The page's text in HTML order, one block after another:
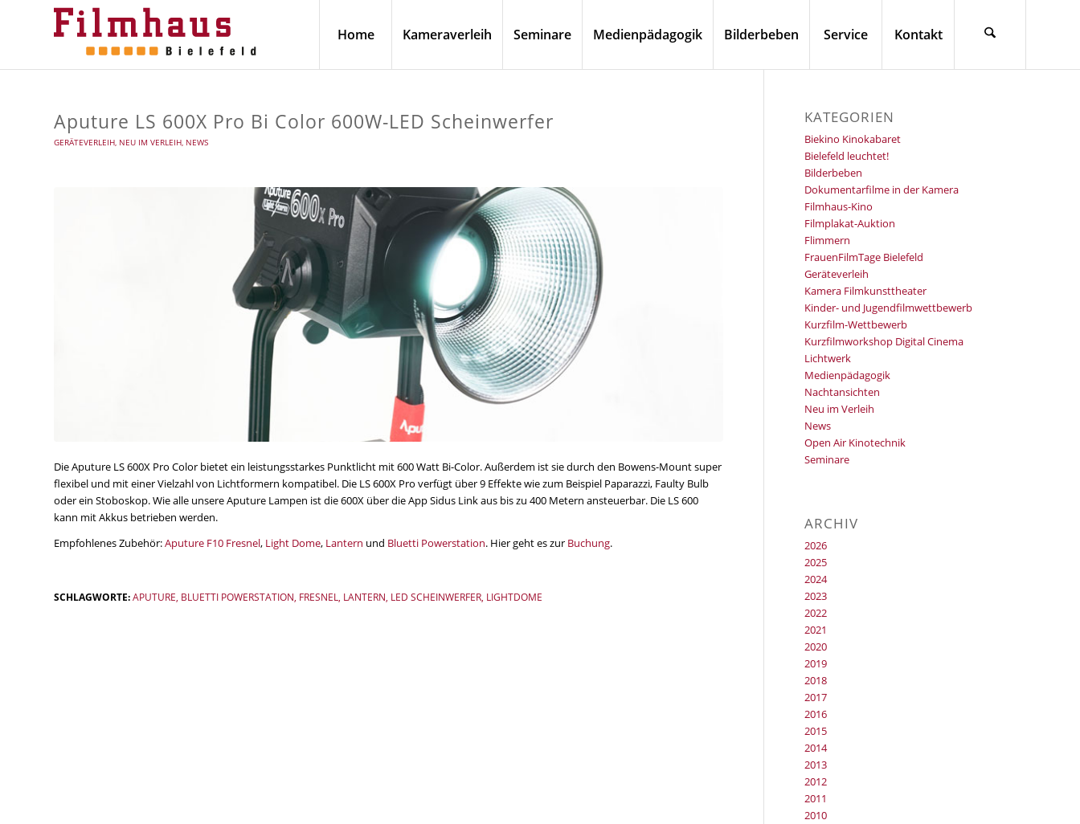
Home Kameraverleih Seminare Medienpädagogik Bilderbeben Service Kontakt
Aputure LS 600X Pro Bi Color 600W-LED Scheinwerfer
GERÄTEVERLEIH, NEU IM VERLEIH, NEWS
Die Aputure LS 600X Pro Color bietet ein leistungsstarkes Punktlicht mit 600 Watt Bi-Color. Außerdem ist sie durch den Bowens-Mount super
flexibel und mit einer Vielzahl von Lichtformern kompatibel. Die LS 600X Pro verfügt über 9 Effekte wie zum Beispiel Paparazzi, Faulty Bulb
oder ein Stoboskop. Wie alle unsere Aputure Lampen ist die 600X über die App Sidus Link aus bis zu 400 Metern ansteuerbar. Die LS 600
kann mit Akkus betrieben werden.
Empfohlenes Zubehör:Aputure F10 Fresnel, Light Dome, Lantern und Bluetti Powerstation. Hier geht es zur Buchung.
SCHLAGWORTE:APUTURE BLUETTI POWERSTATION FRESNEL LANTERN LED SCHEINWERFER LIGHTDOME
KATEGORIEN
Biekino Kinokabaret
Bielefeld leuchtet!
Bilderbeben
Dokumentarfilme in der Kamera
Filmhaus-Kino
Filmplakat-Auktion
Flimmern
FrauenFilmTage Bielefeld
Geräteverleih
Kamera Filmkunsttheater
Kinder- und Jugendfilmwettbewerb
Kurzfilm-Wettbewerb
Kurzfilmworkshop Digital Cinema
Lichtwerk
Medienpädagogik
Nachtansichten
Neu im Verleih
News
Open Air Kinotechnik
Seminare
ARCHIV
2026
2025
2024
2023
2022
2021
2020
2019
2018
2017
2016
2015
2014
2013
2012
2011
2010